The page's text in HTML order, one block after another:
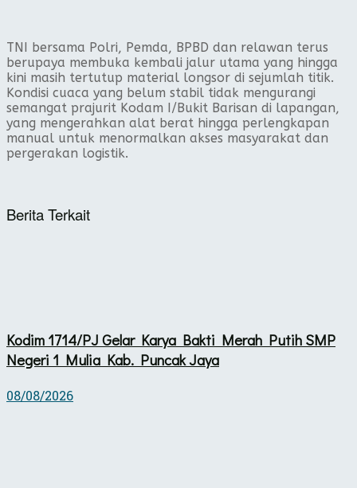
TNI bersama Polri, Pemda, BPBD dan relawan terus
berupaya membuka kembali jalur utama yang hingga
kini masih tertutup material longsor di sejumlah titik.
Kondisi cuaca yang belum stabil tidak mengurangi
semangat prajurit Kodam I/Bukit Barisan di lapangan,
yang mengerahkan alat berat hingga perlengkapan
manual untuk menormalkan akses masyarakat dan
pergerakan logistik.
Berita Terkait
Kodim 1714/PJ Gelar Karya Bakti Merah Putih SMP
Negeri 1 Mulia Kab. Puncak Jaya
08/08/2026